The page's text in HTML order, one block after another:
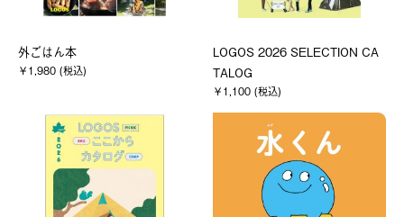
外ごはん本
￥1,980 (税込)
LOGOS 2026 SELECTION CA
TALOG
￥1,100 (税込)